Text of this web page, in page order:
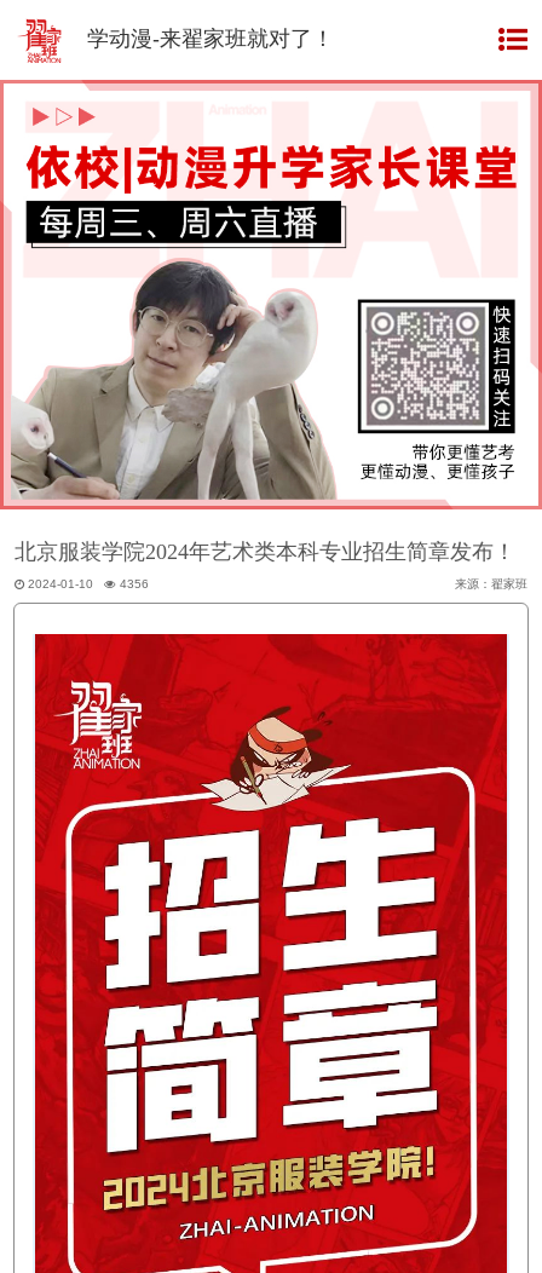
学动漫-来翟家班就对了！
INFORMATION
EXAMPLE
班型
CLASS TYPE
WORKS
师资
TEACHERS
翟家班
网校
ONLINE SCHOOL
关于
翟家班
ABOUT US
北京服装学院2024年艺术类本科专业招生简章发布！
2024-01-10 4356 来源：翟家班